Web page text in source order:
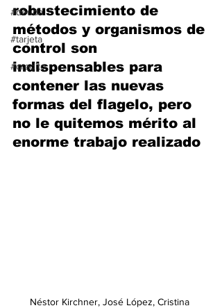
#deuda
#tarjeta
#credito
robustecimiento de
métodos y organismos de
control son
indispensables para
contener las nuevas
formas del flagelo, pero
no le quitemos mérito al
enorme trabajo realizado
Néstor Kirchner, José López, Cristina